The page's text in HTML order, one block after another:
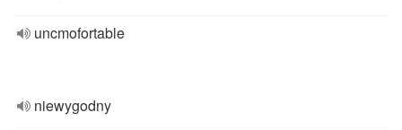
uncmofortable
niewygodny